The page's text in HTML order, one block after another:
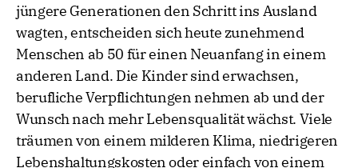
jüngere Generationen den Schritt ins Ausland
wagten, entscheiden sich heute zunehmend
Menschen ab 50 für einen Neuanfang in einem
anderen Land. Die Kinder sind erwachsen,
berufliche Verpflichtungen nehmen ab und der
Wunsch nach mehr Lebensqualität wächst. Viele
träumen von einem milderen Klima, niedrigeren
Lebenshaltungskosten oder einfach von einem